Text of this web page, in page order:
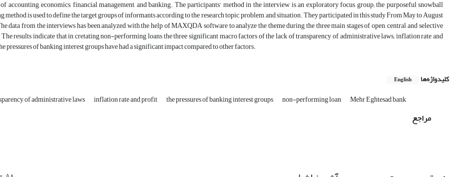
accounting, economics, financial management, and banking. The participants' method in the interview is an exploratory focus group; the purposeful snowball
method is used to define the target groups of informants according to the research topic, problem, and situation. They participated in this study From May to August
data from the interviews has been analyzed with the help of MAXQDA software to analyze the theme during the three main stages of open, central, and selective
results indicate that in cretating non-performing loans the three significant macro factors of the lack of transparency of administrative laws; inflation rate and
pressures of banking interest groups have had a significant impact compared to other factors.
کلیدواژه‌ها English
of administrative laws inflation rate and profit the pressures of banking interest groups non-performing loan Mehr Eghtesad bank
مراجع